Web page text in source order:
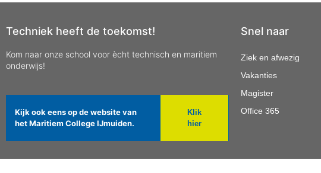
Techniek heeft de toekomst!
Kom naar onze school voor ècht technisch en maritiem
onderwijs!
Kijk ook eens op de website van
het Maritiem College IJmuiden.
Klik
hier
Snel naar
Ziek en afwezig
Vakanties
Magister
Office 365